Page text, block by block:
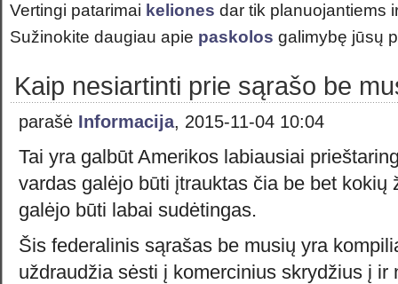
Vertingi patarimai keliones dar tik planuojantiems
Sužinokite daugiau apie paskolos galimybę jūsų
Kaip nesiartinti prie sąrašo be
parašė Informacija, 2015-11-04 10:04
Tai yra galbūt Amerikos labiausiai
vardas galėjo būti įtrauktas čia be bet kokių
galėjo būti labai sudėtingas.
Šis federalinis sąrašas be musių yra
uždraudžia sėsti į komercinius skrydžius į ir